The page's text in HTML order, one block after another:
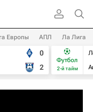
Европы АПЛ Ла Лига
0
2
Футбол
2-й тайм